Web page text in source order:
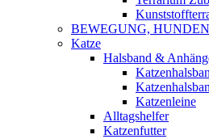
BEWEGUNG,
Katze
Halsband &
Katzenleine
Alltagshelfer
Katzenfutter